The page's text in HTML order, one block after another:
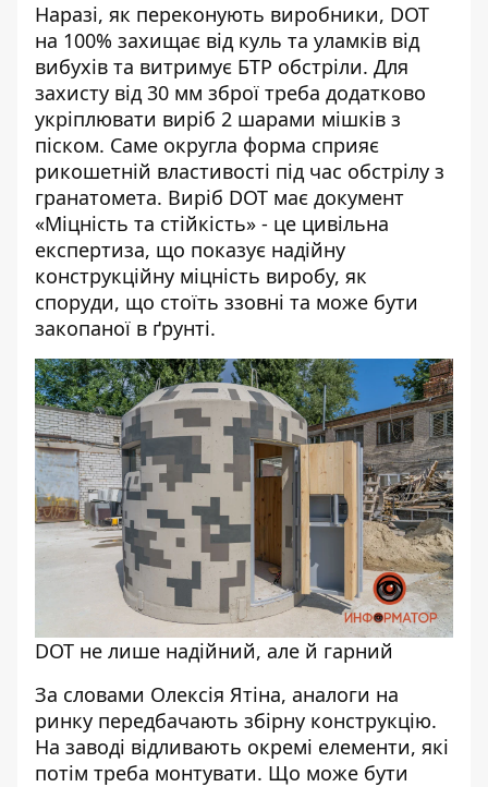
Наразі, як переконують виробники, DOT
на 100% захищає від куль та уламків від
вибухів та витримує БТР обстріли. Для
захисту від 30 мм зброї треба додатково
укріплювати виріб 2 шарами мішків з
піском. Саме округла форма сприяє
рикошетній властивості під час обстрілу з
гранатомета. Виріб DOT має документ
«Міцність та стійкість» - це цивільна
експертиза, що показує надійну
конструкційну міцність виробу, як
споруди, що стоїть ззовні та може бути
закопаної в ґрунті.
DOT не лише надійний, але й гарний
За словами Олексія Ятіна, аналоги на
ринку передбачають збірну конструкцію.
На заводі відливають окремі елементи, які
потім треба монтувати. Що може бути